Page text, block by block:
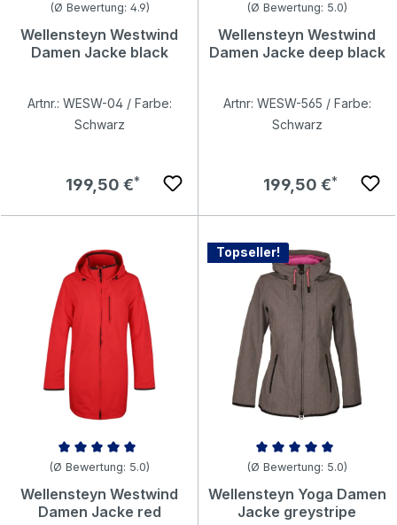
Durchschnittliche Bewertung von 4.94 von 5 Sternen
(Ø Bewertung: 4.9)
Wellensteyn Westwind
Damen Jacke black
Artnr.: WESW-04 / Farbe:
Schwarz
Regulärer Preis:
199,50 €
Durchschnittliche Bewertung
(Ø Bewertung: 5.0)
Wellensteyn Westwind
Damen Jacke deep black
Artnr: WESW-565 / Farbe:
Schwarz
Regulärer Preis:
199,50 €
Durchschnittliche Bewertung von 5 von 5 Sternen
(Ø Bewertung: 5.0)
Wellensteyn Westwind
Damen Jacke red
Topseller!
Durchschnittliche Bewertung
(Ø Bewertung: 5.0)
Wellensteyn Yoga Damen
Jacke greystripe